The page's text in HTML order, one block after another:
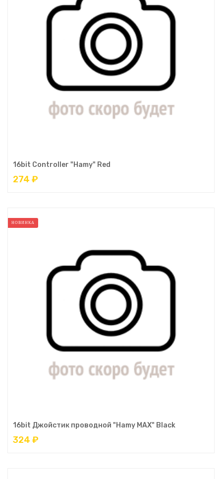
16bit Controller "Hamy" Red
274 ₽
НОВИНКА
16bit Джойстик проводной "Hamy MAX" Black
324 ₽